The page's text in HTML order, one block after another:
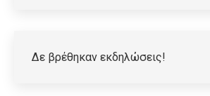
Δε βρέθηκαν εκδηλώσεις!